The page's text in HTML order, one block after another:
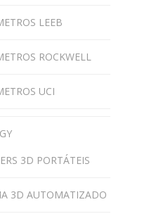
LEEB
ROCKWELL
UCI
3D PORTÁTEIS
3D AUTOMATIZADO